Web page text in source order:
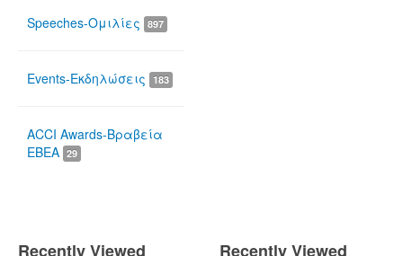
Speeches-Ομιλίες 897
Events-Εκδηλώσεις 183
ACCI Awards-Βραβεία
ΕΒΕΑ 29
Recently Viewed Recently Viewed